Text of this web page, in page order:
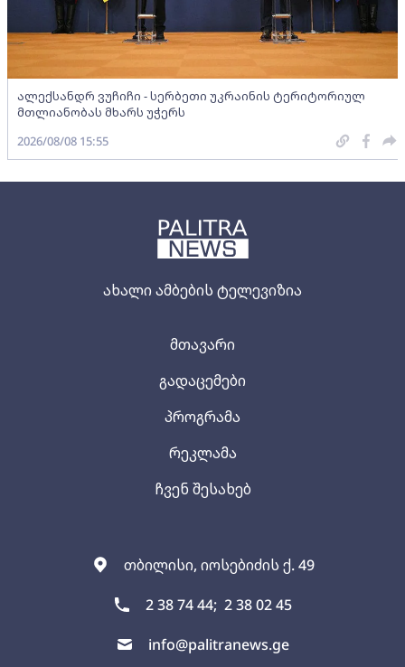
ახალი ამბების ტელევიზია
თბილისი, იოსებიძის ქ. 49
2 38 74 44; 2 38 02 45
info@palitranews.ge
მთავარი
გადაცემები
პროგრამა
რეკლამა
ჩვენ შესახებ
ალექსანდრ ვუჩიჩი - სერბეთი უკრაინის ტერიტორიულ
მთლიანობას მხარს უჭერს
2026/08/08 15:55